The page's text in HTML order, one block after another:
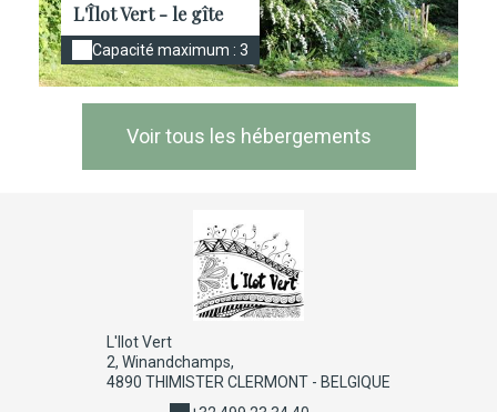
L'Îlot Vert - le gîte
Capacité maximum : 3
Voir tous les hébergements
L'Ilot Vert
2, Winandchamps,
4890 THIMISTER CLERMONT - BELGIQUE